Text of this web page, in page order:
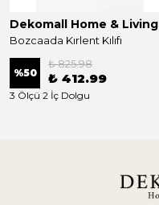
Dekomall Home & Living
Bozcaada Kırlent Kılıfı
%50
₺ 825.98
₺ 412.99
3 Ölçü 2 İç Dolgu